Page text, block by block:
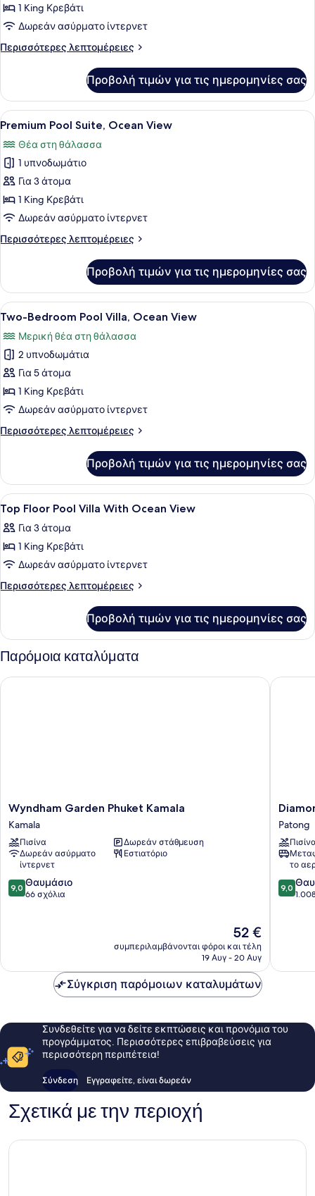
Βίλα,
1
Κρεβάτι,
Θάλασσα
(Top
Pool)
1 King Κρεβάτι
Δωρεάν ασύρματο ίντερνετ
Περισσότερες λεπτομέρειες
Περισσότερες
1
King
Κρεβάτι,
στη
Θάλασσα
Floor
Pool)
Προβολή τιμών για τις ημερομηνίες σας
Προβολή
όλων
των
φωτογραφιών
για
Premium
Pool
Ocean
Ένα δωμάτιο ξενοδοχείου με ένα
4
Premium Pool Suite, Ocean View
Θέα στη θάλασσα
1 υπνοδωμάτιο
Για 3 άτομα
1 King Κρεβάτι
Δωρεάν ασύρματο ίντερνετ
Περισσότερες λεπτομέρειες
Περισσότερες
Pool
Suite,
Ocean
Προβολή τιμών για τις ημερομηνίες σας
Προβολή
όλων
των
φωτογραφιών
για
Two-
Bedroom
Villa,
Ένα σύγχρονο υπνοδωμάτιο με
6
Two-Bedroom Pool Villa, Ocean View
Μερική θέα στη θάλασσα
2 υπνοδωμάτια
Για 5 άτομα
1 King Κρεβάτι
Δωρεάν ασύρματο ίντερνετ
Περισσότερες λεπτομέρειες
Περισσότερες
Bedroom
Pool
Villa,
Ocean
View
Προβολή τιμών για τις ημερομηνίες σας
Προβολή
όλων
των
φωτογραφιών
για
Top
Villa
Ocean
View
Κλινοσκεπάσματα υψηλής
4
Top Floor Pool Villa With Ocean View
Για 3 άτομα
1 King Κρεβάτι
Δωρεάν ασύρματο ίντερνετ
Περισσότερες λεπτομέρειες
Περισσότερες
Floor
Villa
Ocean
Προβολή τιμών για τις ημερομηνίες σας
Παρόμοια καταλύματα
Wyndham
Garden
Phuket
Kamala
Kamala
Wyndham Garden Phuket Kamala
Kamala
Πισίνα
Δωρεάν στάθμευση
Δωρεάν ασύρματο
ίντερνετ
Εστιατόριο
9.0
στα
9,0 Θαυμάσιο
66 σχόλια
Η
τιμή
είναι
52 €
συμπεριλαμβάνονται φόροι και τέλη
19 Αυγ - 20 Αυγ
Wyndham Garden Phuket Kamala
Cliff
Resort
&
Spa,
Patong
Beach
Patong
Patong
το
9.0
στα
9,0
Σύγκριση παρόμοιων καταλυμάτων
Συνδεθείτε για να δείτε εκπτώσεις και προνόμια του
προγράμματος. Περισσότερες επιβραβεύσεις για
περισσότερη περιπέτεια!
Σύνδεση Εγγραφείτε, είναι δωρεάν
Σχετικά με την περιοχή